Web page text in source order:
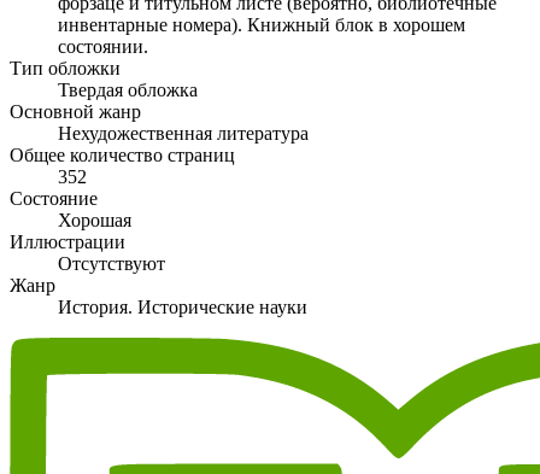
инвентарные номера). Книжный блок в хорошем
состоянии.
Тип обложки
Твердая обложка
Основной жанр
Нехудожественная литература
Общее количество страниц
352
Состояние
Хорошая
Иллюстрации
Отсутствуют
Жанр
История. Исторические науки